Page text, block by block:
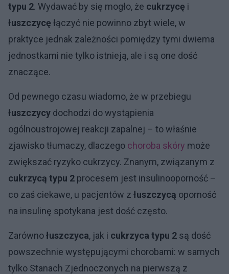
typu 2. Wydawać by się mogło, że cukrzycę i
łuszczycę łączyć nie powinno zbyt wiele, w
praktyce jednak zależności pomiędzy tymi dwiema
jednostkami nie tylko istnieją, ale i są one dość
znaczące.
Od pewnego czasu wiadomo, że w przebiegu
łuszczycy dochodzi do wystąpienia
ogólnoustrojowej reakcji zapalnej – to właśnie
zjawisko tłumaczy, dlaczego choroba skóry może
zwiększać ryzyko cukrzycy. Znanym, związanym z
cukrzycą typu 2 procesem jest insulinooporność –
co zaś ciekawe, u pacjentów z łuszczycą oporność
na insulinę spotykana jest dość często.
Zarównołuszczyca, jak i cukrzyca typu 2 są dość
powszechnie występującymi chorobami: w samych
tylko Stanach Zjednoczonych na pierwszą z